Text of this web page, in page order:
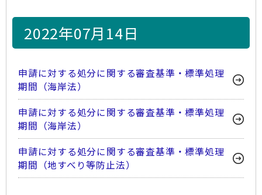
2022年07月14日
申請に対する処分に関する審査基準・標準処理
期間（海岸法）
申請に対する処分に関する審査基準・標準処理
期間（海岸法）
申請に対する処分に関する審査基準・標準処理
期間（地すべり等防止法）